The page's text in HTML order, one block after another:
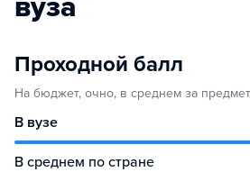
вуза
Проходной балл
На бюджет, очно, в среднем за предмет
В вузе
В среднем по стране